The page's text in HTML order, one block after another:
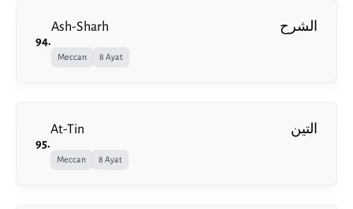
94.
Ash-Sharh الشرح
Meccan 8 Ayat
95.
At-Tin التين
Meccan 8 Ayat